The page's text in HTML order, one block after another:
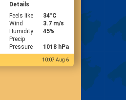
Details
Feels like
34°C
Wind
3.7 m/s
Humidity
45%
Precip
Pressure
1018 hPa
10:07 Aug 6